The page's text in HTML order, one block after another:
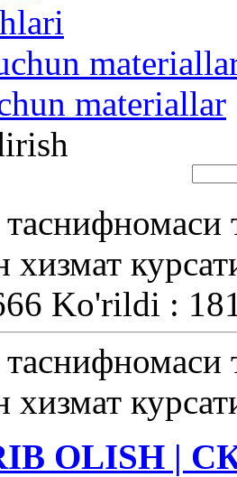
materiallar
хизмат
Ko'rildi :
хизмат
OLISH |